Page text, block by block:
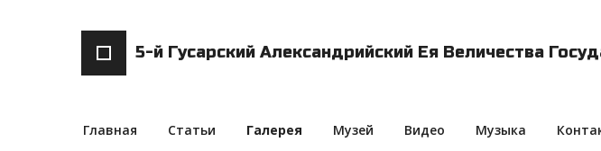
5-й Гусарский Александрийский Ея Величества
Главная Статьи Галерея Музей Видео Музыка